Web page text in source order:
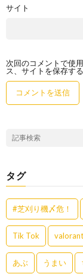
サイト
次回のコメントで使
ス、サイトを保存する
タグ
#芝刈り機〆危！
Tik Tok valorant
あぶ うまい